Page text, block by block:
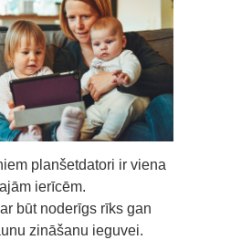
planšetdatori ir viena
ierīcēm.
būt noderīgs rīks gan
zināšanu ieguvei.